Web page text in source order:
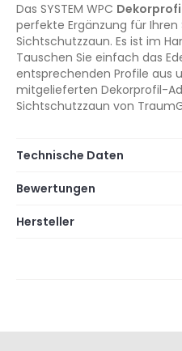
Das SYSTEM WPC
perfekte Ergänzung für Ihren
Sichtschutzzaun. Es ist im
Tauschen Sie einfach das
entsprechenden Profile aus
mitgelieferten Dekorprofil-
Sichtschutzzaun von
Technische Daten
Bewertungen
Hersteller